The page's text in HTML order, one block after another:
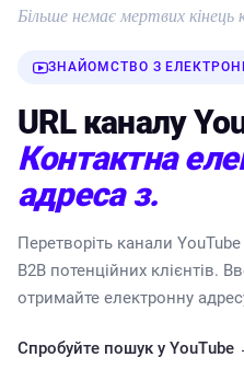
Більше немає мертвих кінець
ЗНАЙОМСТВО З
URL каналу
Контактна
адреса з.
Перетворіть канали
B2B потенційних клієнтів.
отримайте електронну
Спробуйте пошук у YouTube